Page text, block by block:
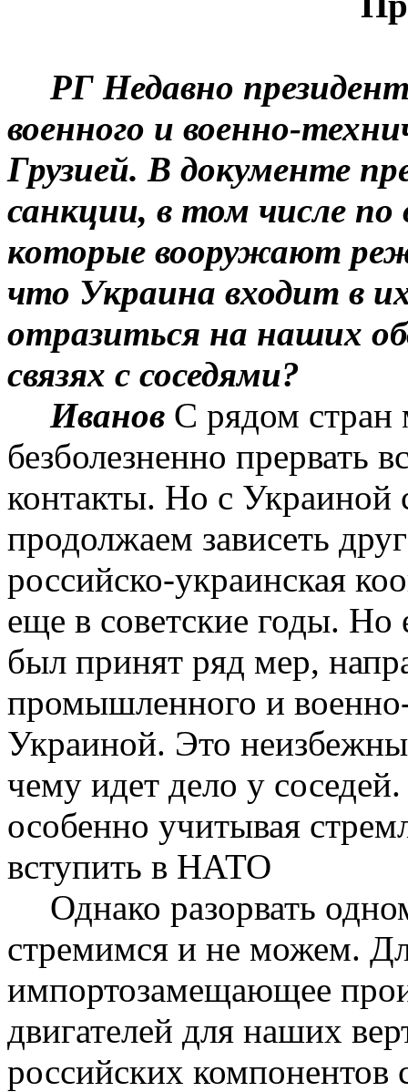
РГ Недавно
военного и военно-
Грузией. В документе
санкции, в том числе
которые вооружают
что Украина входит в
отразиться на наших
связях с соседями?
Иванов С рядом
безболезненно прервать
контакты. Но с
продолжаем зависеть
российско-украинская
еще в советские годы. Но
был принят ряд мер,
промышленного и военно-
Украиной. Это
чему идет дело у
особенно учитывая
вступить в НАТО
Однако разорвать
стремимся и не можем.
импортозамещающее
двигателей для наших
российских